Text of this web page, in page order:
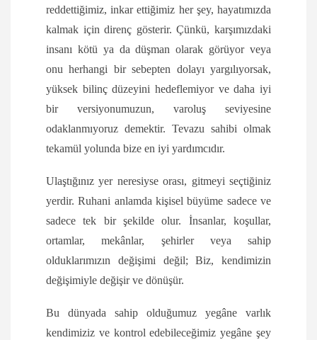
reddettiğimiz, inkar ettiğimiz her şey, hayatımızda
kalmak için direnç gösterir. Çünkü, karşımızdaki
insanı kötü ya da düşman olarak görüyor veya
onu herhangi bir sebepten dolayı yargılıyorsak,
yüksek bilinç düzeyini hedeflemiyor ve daha iyi
bir versiyonumuzun, varoluş seviyesine
odaklanmıyoruz demektir. Tevazu sahibi olmak
tekamül yolunda bize en iyi yardımcıdır.
Ulaştığınız yer neresiyse orası, gitmeyi seçtiğiniz
yerdir. Ruhani anlamda kişisel büyüme sadece ve
sadece tek bir şekilde olur. İnsanlar, koşullar,
ortamlar, mekânlar, şehirler veya sahip
olduklarımızın değişimi değil; Biz, kendimizin
değişimiyle değişir ve dönüşür.
Bu dünyada sahip olduğumuz yegâne varlık
kendimiziz ve kontrol edebileceğimiz yegâne şey